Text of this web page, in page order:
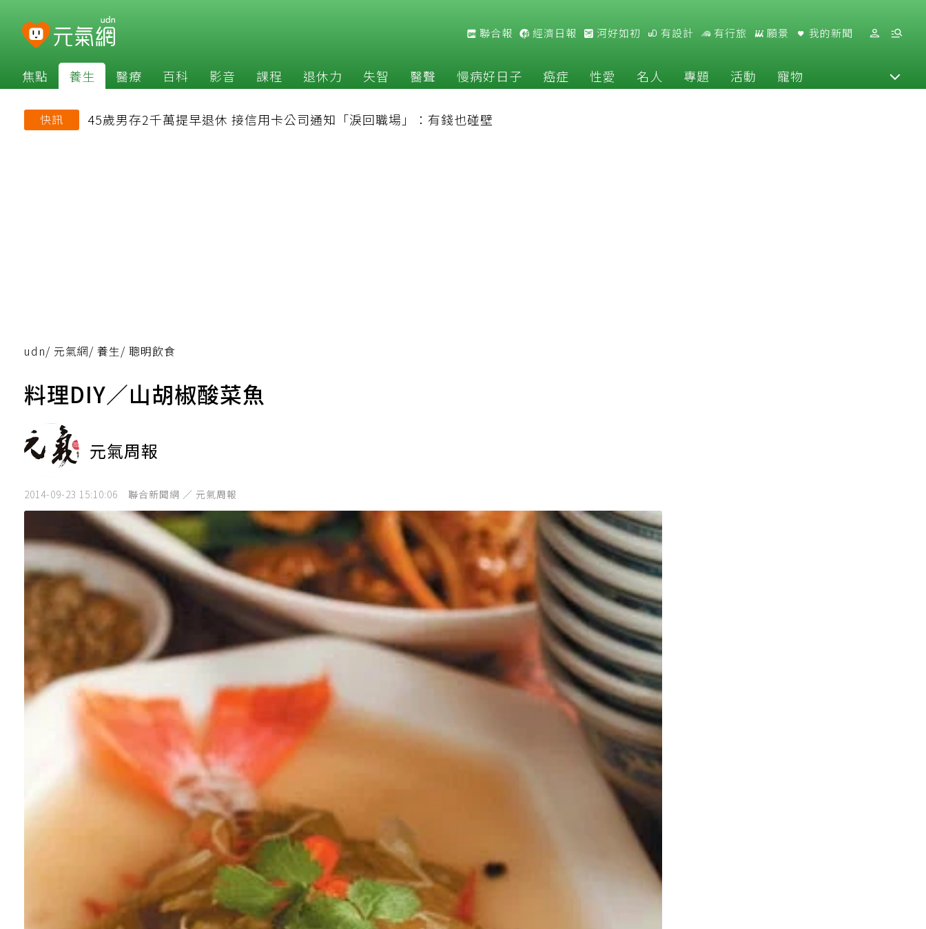
聯合報 經濟日報 河好如初 有設計 有行旅 願景 我的新聞
焦點 養生 醫療 百科 影音 課程 退休力 失智 醫聲 慢病好日子 癌症 性愛 名人 專題 活動 寵物
快訊 45歲男存2千萬提早退休 接信用卡公司通知「淚回職場」：有錢也碰壁
udn/ 元氣網/ 養生/ 聰明飲食
料理DIY／山胡椒酸菜魚
元氣周報
2014-09-23 15:10:06 聯合新聞網 ／ 元氣周報